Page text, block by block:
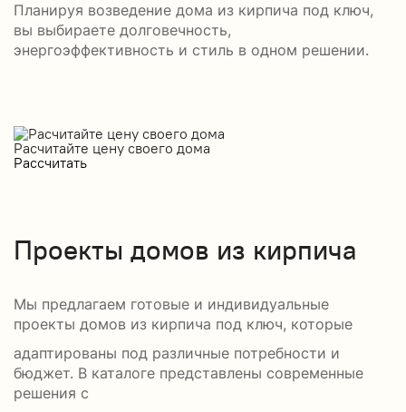
Планируя возведение дома из кирпича под ключ,
вы выбираете долговечность,
энергоэффективность и стиль в одном решении.
Расчитайте цену своего дома
Рассчитать
Проекты домов из кирпича
Мы предлагаем готовые и индивидуальные
проекты домов из кирпича под ключ, которые
адаптированы под различные потребности и
бюджет. В каталоге представлены современные
решения с